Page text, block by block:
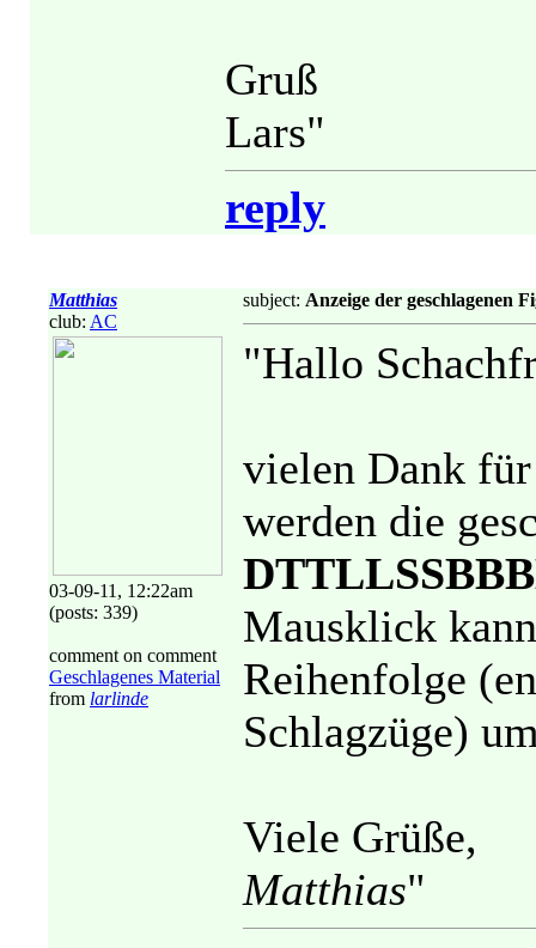
Gruß
Lars"
reply
Matthias
club: AC
03-09-11, 12:22am
(posts: 339)
comment on comment
Geschlagenes Material
from larlinde
subject: Anzeige der geschlagenen
"Hallo
vielen Dank
werden die
Mausklick
Reihenfolge
Schlagzüge)
Viele Grüße,
Matthias"